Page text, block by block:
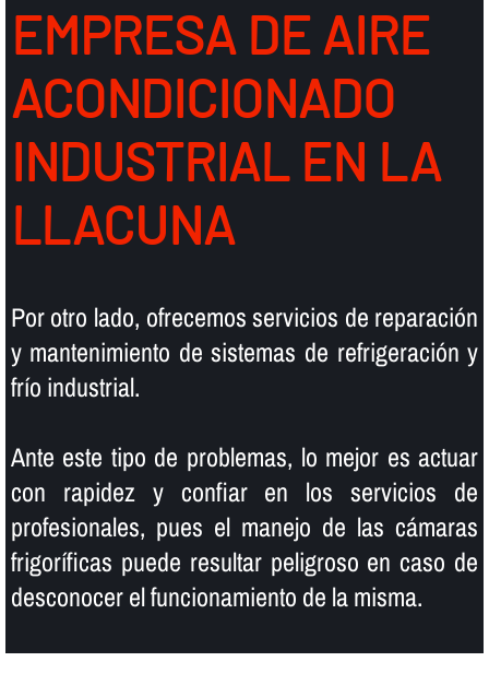
EMPRESA DE AIRE
ACONDICIONADO
INDUSTRIAL EN LA
LLACUNA
Por otro lado, ofrecemos servicios de reparación
y mantenimiento de sistemas de refrigeración y
frí­o industrial.
Ante este tipo de problemas, lo mejor es actuar
con rapidez y confiar en los servicios de
profesionales, pues el manejo de las cámaras
frigorí­ficas puede resultar peligroso en caso de
desconocer el funcionamiento de la misma.